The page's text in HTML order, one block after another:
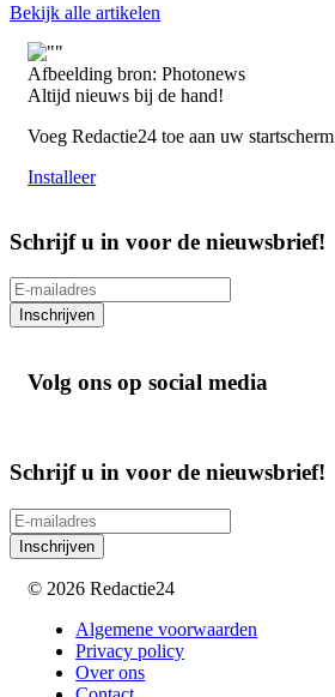
Bekijk alle artikelen
Afbeelding bron: Photonews
Altijd nieuws bij de hand!
Voeg Redactie24 toe aan uw startscherm
Installeer
Schrijf u in voor de nieuwsbrief!
Inschrijven
Volg ons op social media
Schrijf u in voor de nieuwsbrief!
Inschrijven
© 2026 Redactie24
Algemene voorwaarden
Privacy policy
Over ons